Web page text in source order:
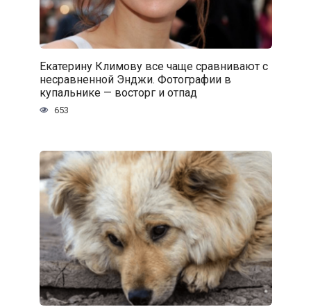
Екатерину Климову все чаще сравнивают с
несравненной Энджи. Фотографии в
купальнике — восторг и отпад
653